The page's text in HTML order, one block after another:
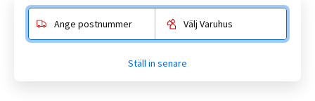
Enköpingsvägen 41, 177 38 Järfälla.
Ange postnummer Välj Varuhus
Ställ in senare